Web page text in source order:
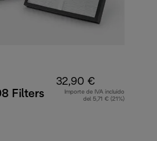
Filters
32,90 €
Importe de IVA incluido
del 5,71 € (21%)